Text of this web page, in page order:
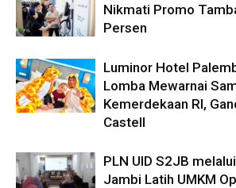
Nikmati Promo
Persen
Luminor Hotel
Lomba Mewarnai
Kemerdekaan RI,
Castell
PLN UID S2JB
Jambi Latih UMKM